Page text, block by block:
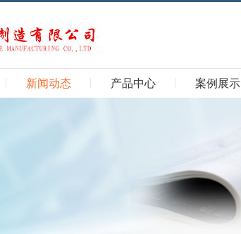
新闻动态 产品中心 案例展示